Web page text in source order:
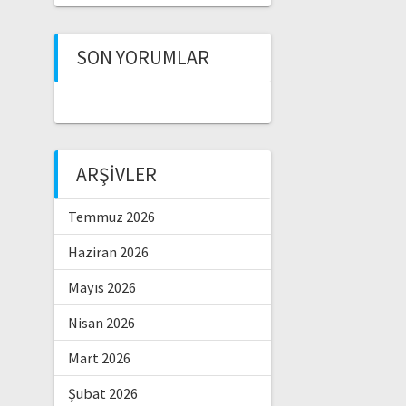
SON YORUMLAR
ARŞIVLER
Temmuz 2026
Haziran 2026
Mayıs 2026
Nisan 2026
Mart 2026
Şubat 2026